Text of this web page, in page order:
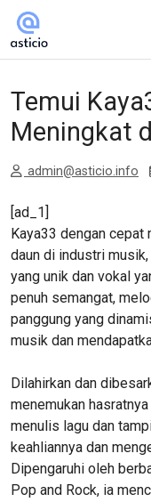
Temui
Meningkat
admin@asticio.info
[ad_1]
Kaya33 dengan cepat
daun di industri
yang unik dan vokal
penuh semangat,
panggung yang
musik dan
Dilahirkan dan
menemukan
menulis lagu dan
keahliannya dan
Dipengaruhi oleh
Pop and Rock, ia